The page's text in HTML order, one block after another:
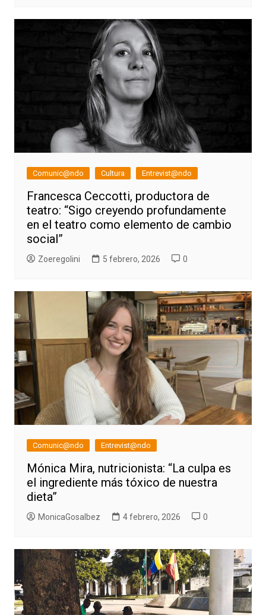
Comunic@ndo Cultura Entrevist@ndo
Francesca Ceccotti, productora de
teatro: “Sigo creyendo profundamente
en el teatro como elemento de cambio
social”
Zoeregolini 5 febrero, 2026 0
Comunic@ndo Entrevist@ndo
Mónica Mira, nutricionista: “La culpa es
el ingrediente más tóxico de nuestra
dieta”
MonicaGosalbez 4 febrero, 2026 0